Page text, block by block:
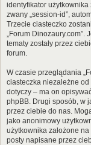
identyfikator użytkownika
zwany „session-id”,
Trzecie ciasteczko
„Forum Dinozaury.com”.
tematy zostały przez
forum.
W czasie przeglądania
ciasteczka niezależne
dotyczy – ma on
phpBB. Drugi sposób, w
przez ciebie do nas.
jako anonimowy
użytkownika założone na
posty napisane przez